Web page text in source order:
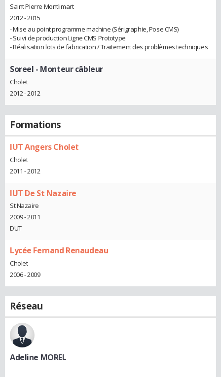
Saint Pierre Montlimart
2012 - 2015
- Mise au point programme machine (Sérigraphie, Pose CMS)
- Suivi de production Ligne CMS Prototype
- Réalisation lots de fabrication / Traitement des problèmes techniques
Soreel - Monteur câbleur
Cholet
2012 - 2012
Formations
IUT Angers Cholet
Cholet
2011 - 2012
IUT De St Nazaire
St Nazaire
2009 - 2011
DUT
Lycée Fernand Renaudeau
Cholet
2006 - 2009
Réseau
Adeline MOREL